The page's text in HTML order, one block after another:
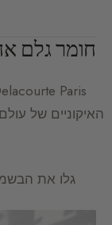
חומר גלם
Paris
האיקוניים של
גלו את